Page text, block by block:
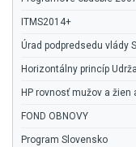
ITMS2014+
Úrad podpredsedu vlády
Horizontálny princíp
HP rovnosť mužov a
FOND OBNOVY
Program Slovensko